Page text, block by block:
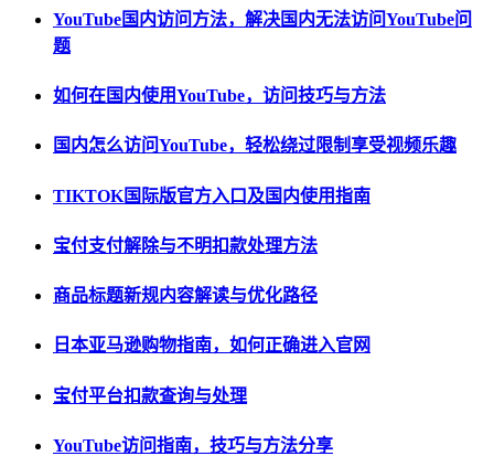
YouTube国内访问方法，解决国内无法访问YouTube问
题
如何在国内使用YouTube，访问技巧与方法
国内怎么访问YouTube，轻松绕过限制享受视频乐趣
TIKTOK国际版官方入口及国内使用指南
宝付支付解除与不明扣款处理方法
商品标题新规内容解读与优化路径
日本亚马逊购物指南，如何正确进入官网
宝付平台扣款查询与处理
YouTube访问指南，技巧与方法分享